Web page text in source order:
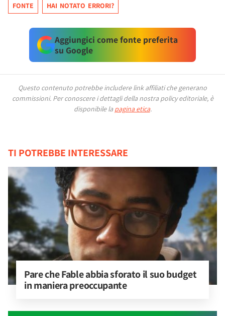
FONTE HAI NOTATO ERRORI?
Aggiungici come fonte preferita
su Google
Questo contenuto potrebbe includere link affiliati che generano
commissioni. Per conoscere i dettagli della nostra policy editoriale, è
disponibile la pagina etica.
TI POTREBBE INTERESSARE
Pare che Fable abbia sforato il suo budget
in maniera preoccupante